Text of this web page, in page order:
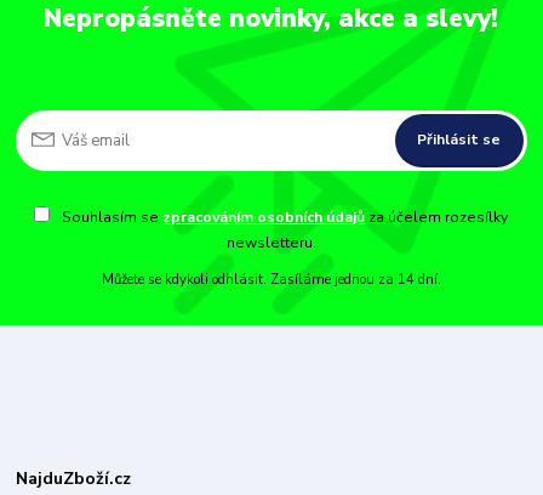
Nepropásněte novinky, akce a slevy!
Přihlásit se
Souhlasím se zpracováním osobních údajů za účelem rozesílky
newsletteru.
Můžete se kdykoli odhlásit. Zasíláme jednou za 14 dní.
NajduZboží.cz